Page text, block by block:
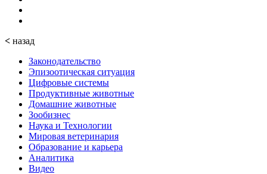
< назад
Законодательство
Эпизоотическая ситуация
Цифровые системы
Продуктивные животные
Домашние животные
Зообизнес
Наука и Технологии
Мировая ветеринария
Образование и карьера
Аналитика
Видео